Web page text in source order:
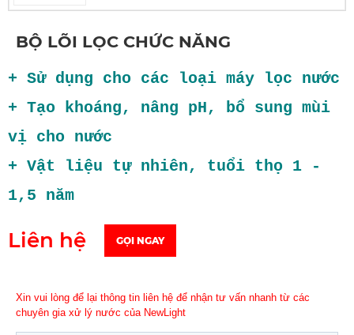
BỘ LÕI LỌC CHỨC NĂNG
+ Sử dụng cho các loại máy lọc nước
+ Tạo khoáng, nâng pH, bổ sung mùi
vị cho nước
+ Vật liệu tự nhiên, tuổi thọ 1 -
1,5 năm
Liên hệ GỌI NGAY
Xin vui lòng để lại thông tin liên hệ để nhận tư vấn nhanh từ các
chuyên gia xử lý nước của NewLight